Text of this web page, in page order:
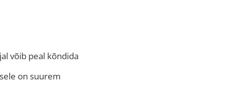
võib peal kõndida
on suurem